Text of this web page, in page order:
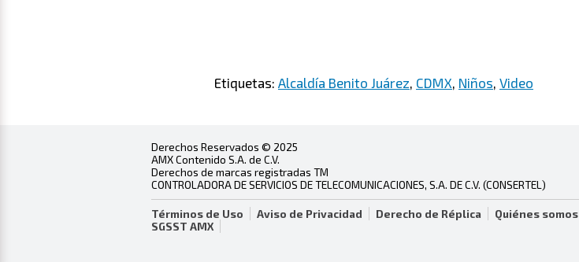
Etiquetas: Alcaldía Benito Juárez, CDMX, Niños, Video
Derechos Reservados © 2025
AMX Contenido S.A. de C.V.
Derechos de marcas registradas TM
CONTROLADORA DE SERVICIOS DE TELECOMUNICACIONES, S.A. DE C.V. (CONSERTEL)
Términos de Uso Aviso de Privacidad Derecho de Réplica Quiénes somos
SGSST AMX